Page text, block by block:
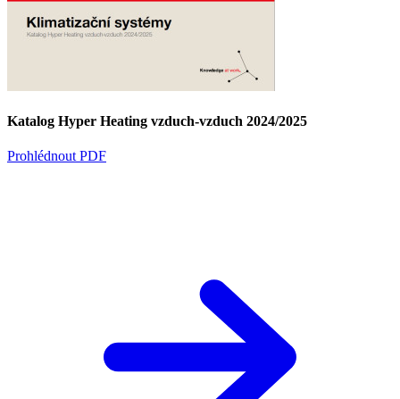
Katalog Hyper Heating vzduch-vzduch 2024/2025
Prohlédnout PDF